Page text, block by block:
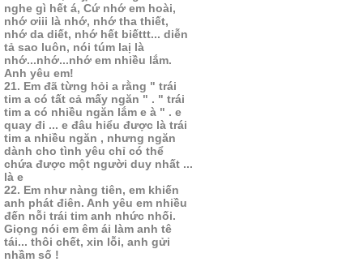
nghe gì hết á, Cứ nhớ em hoài,
nhớ ơiii là nhớ, nhớ tha thiết,
nhớ da diết, nhớ hết biếttt... diễn
tả sao luôn, nói túm laị là
nhớ...nhớ...nhớ em nhiều lắm.
Anh yêu em!
21. Em đã từng hỏi a rằng " trái
tim a có tất cả mấy ngăn " . " trái
tim a có nhiều ngăn lắm e à " . e
quay đi ... e đâu hiểu được là trái
tim a nhiều ngăn , nhưng ngăn
dành cho tình yêu chỉ có thể
chứa được một người duy nhất ...
là e
22. Em như nàng tiên, em khiến
anh phát điên. Anh yêu em nhiều
đến nỗi trái tim anh nhức nhối.
Giọng nói em êm ái làm anh tê
tái... thôi chết, xin lỗi, anh gửi
nhầm số !